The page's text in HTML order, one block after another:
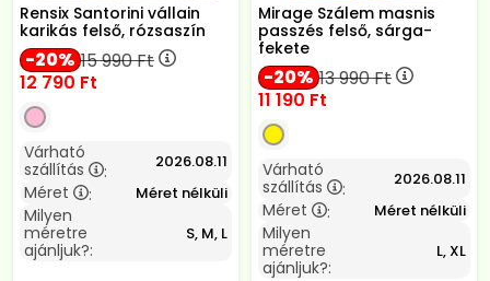
Rensix Santorini vállain
karikás felső, rózsaszín
20 15 990Ft
12 790 Ft
Várható
szállítás
: 2026.08.11
Méret : Méret nélküli
Milyen
méretre
ajánljuk?:
S, M, L
Mirage Szálem masnis
passzés felső, sárga-
fekete
20 13 990Ft
11 190 Ft
Várható
szállítás
: 2026.08.11
Méret : Méret nélküli
Milyen
méretre
ajánljuk?:
L, XL